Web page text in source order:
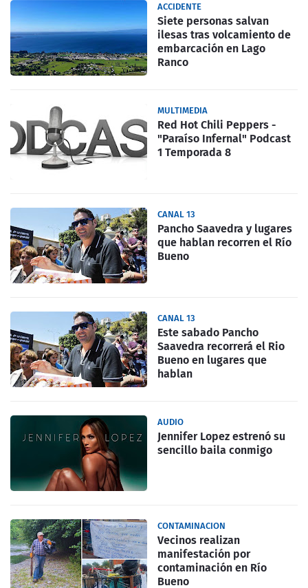
ACCIDENTE
Siete personas salvan
ilesas tras volcamiento de
embarcación en Lago
Ranco
MULTIMEDIA
Red Hot Chili Peppers -
"Paraíso Infernal" Podcast
1 Temporada 8
CANAL 13
Pancho Saavedra y lugares
que hablan recorren el Río
Bueno
CANAL 13
Este sabado Pancho
Saavedra recorrerá el Rio
Bueno en lugares que
hablan
AUDIO
Jennifer Lopez estrenó su
sencillo baila conmigo
CONTAMINACION
Vecinos realizan
manifestación por
contaminación en Río
Bueno